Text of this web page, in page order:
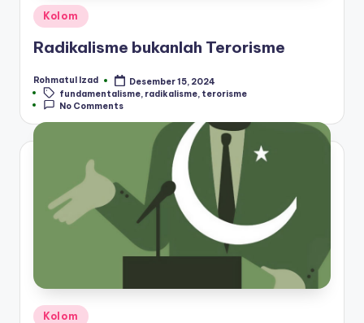
Posted
in
Kolom
Radikalisme bukanlah Terorisme
Posted
by
Rohmatul Izad
Desember 15, 2024
Tags:fundamentalisme, radikalisme, terorisme
No Comments
Posted
Kolom